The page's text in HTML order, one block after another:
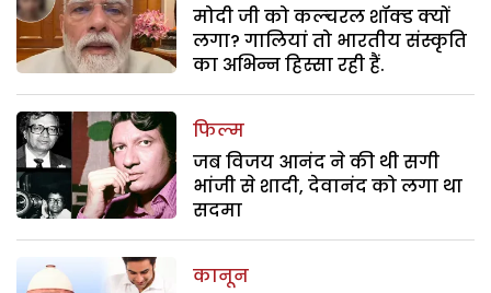
मोदी जी को कल्चरल शॉक्ड क्यों
लगा? गालियां तो भारतीय संस्कृति
का अभिन्न हिस्सा रही हैं.
फिल्म
जब विजय आनंद ने की थी सगी
भांजी से शादी, देवानंद को लगा था
सदमा
कानून